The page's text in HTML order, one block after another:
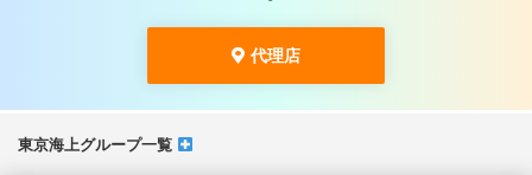
代理店
東京海上グループ一覧